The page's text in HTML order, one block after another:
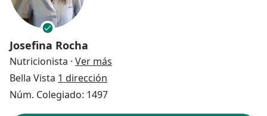
Josefina Rocha
Nutricionista · Ver más
Bella Vista 1 dirección
Núm. Colegiado: 1497